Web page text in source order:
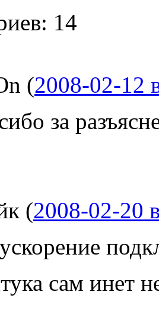
14
(2008-02-12
за
(2008-02-20
сам инет